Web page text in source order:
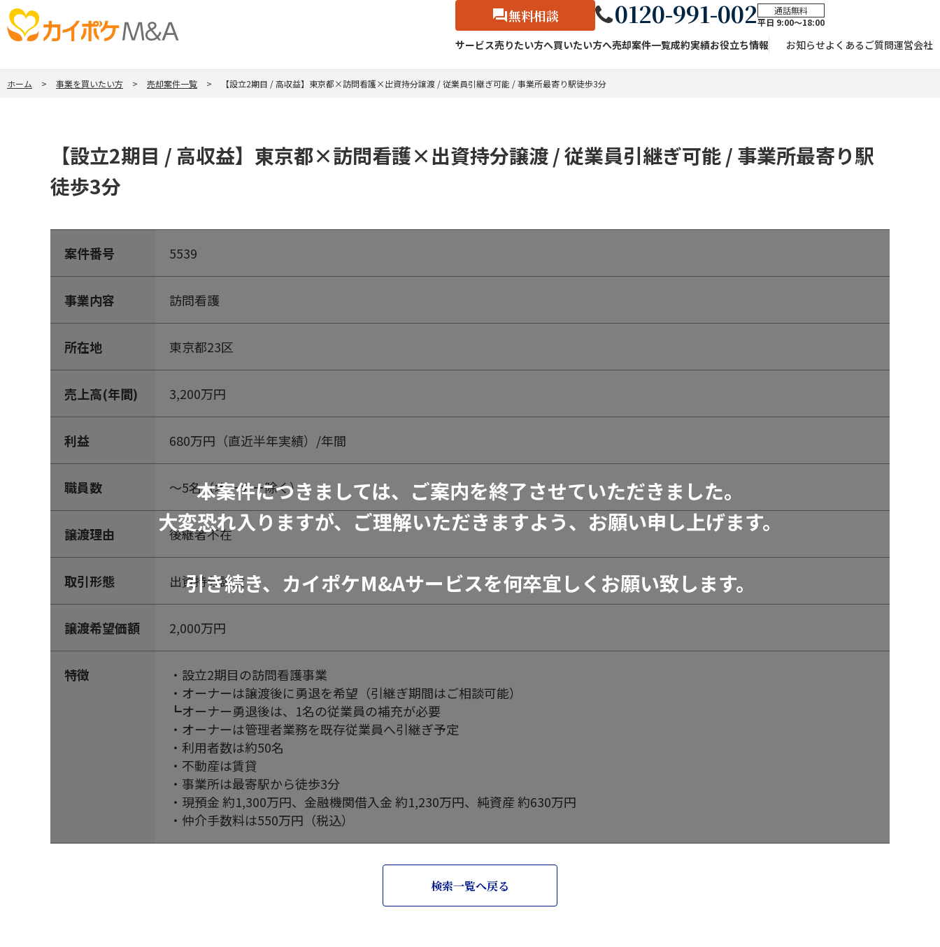
無料相談 0120-991-002
通話無料
平日 9:00〜18:00
サービス売りたい方へ買いたい方へ売却案件一覧成約実績お役立ち情報 お知らせよくあるご質問運営会社
ホーム 事業を買いたい方 売却案件一覧 【設立2期目 / 高収益】東京都×訪問看護×出資持分譲渡 / 従業員引継ぎ可能 / 事業所最寄り駅徒歩3分
【設立2期目 / 高収益】東京都×訪問看護×出資持分譲渡 / 従業員引継ぎ可能 / 事業所最寄り駅
徒歩3分
本案件につきましては、ご案内を終了させていただきました。
大変恐れ入りますが、ご理解いただきますよう、お願い申し上げます。
引き続き、カイポケM&Aサービスを何卒宜しくお願い致します。
案件番号 5539
事業内容 訪問看護
所在地 東京都23区
売上高(年間) 3,200万円
利益 680万円（直近半年実績）/年間
職員数 ～5名（オーナー除く）
譲渡理由 後継者不在
取引形態 出資持分譲渡
譲渡希望価額 2,000万円
特徴
・設立2期目の訪問看護事業
・オーナーは譲渡後に勇退を希望（引継ぎ期間はご相談可能）
┗オーナー勇退後は、1名の従業員の補充が必要
・オーナーは管理者業務を既存従業員へ引継ぎ予定
・利用者数は約50名
・不動産は賃貸
・事業所は最寄駅から徒歩3分
・現預金 約1,300万円、金融機関借入金 約1,230万円、純資産 約630万円
・仲介手数料は550万円（税込）
検索一覧へ戻る